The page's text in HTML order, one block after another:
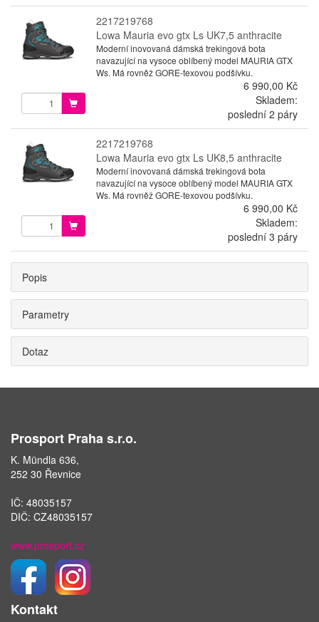
2217219768
Lowa Mauria evo gtx Ls UK7,5 anthracite
Moderní inovovaná dámská trekingová bota
navazující na vysoce oblíbený model MAURIA GTX
Ws. Má rovněž GORE-texovou podšívku.
6 990,00 Kč
Skladem:
poslední 2 páry
2217219768
Lowa Mauria evo gtx Ls UK8,5 anthracite
Moderní inovovaná dámská trekingová bota
navazující na vysoce oblíbený model MAURIA GTX
Ws. Má rovněž GORE-texovou podšívku.
6 990,00 Kč
Skladem:
poslední 3 páry
Popis
Parametry
Dotaz
Prosport Praha s.r.o.
K. Mündla 636,
252 30 Řevnice
IČ: 48035157
DIČ: CZ48035157
www.prosport.cz
Kontakt